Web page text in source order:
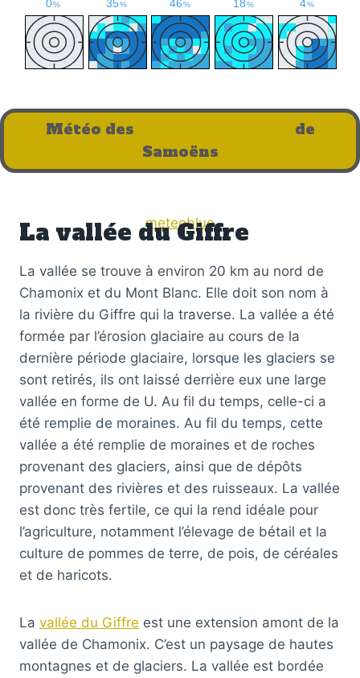
meteoblue
Météo des
de
Samoëns
La vallée du Giffre
La vallée se trouve à environ 20 km au nord de
Chamonix et du Mont Blanc. Elle doit son nom à
la rivière du Giffre qui la traverse. La vallée a été
formée par l’érosion glaciaire au cours de la
dernière période glaciaire, lorsque les glaciers se
sont retirés, ils ont laissé derrière eux une large
vallée en forme de U. Au fil du temps, celle-ci a
été remplie de moraines. Au fil du temps, cette
vallée a été remplie de moraines et de roches
provenant des glaciers, ainsi que de dépôts
provenant des rivières et des ruisseaux. La vallée
est donc très fertile, ce qui la rend idéale pour
l’agriculture, notamment l’élevage de bétail et la
culture de pommes de terre, de pois, de céréales
et de haricots.
La vallée du Giffre est une extension amont de la
vallée de Chamonix. C’est un paysage de hautes
montagnes et de glaciers. La vallée est bordée